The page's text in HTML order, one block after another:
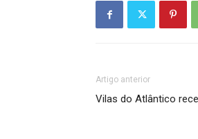
Artigo anterior
Vilas do Atlântico